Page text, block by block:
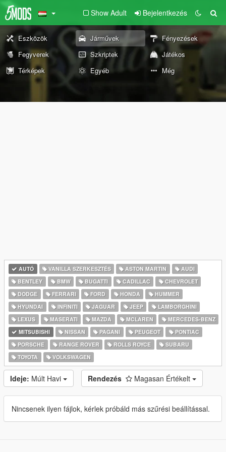
Show Adult Bejelentkezés
Eszközök Járművek
Fényezések
Fegyverek
Szkriptek
Játékos
Térképek
Egyéb Még
AUTÓ VANILLA SZERKESZTÉS ASTON MARTIN
AUDI
BENTLEY
BMW BUGATTI CADILLAC
CHEVROLET
DODGE
FERRARI FORD HONDA
HUMMER
HYUNDAI
INFINITI JAGUAR JEEP
LAMBORGHINI
LEXUS
MASERATI MAZDA MCLAREN
MERCEDES-BENZ
MITSUBISHI
NISSAN PAGANI PEUGEOT
PONTIAC
PORSCHE
RANGE ROVER ROLLS ROYCE
SUBARU
TOYOTA
VOLKSWAGEN
Ideje: Múlt Havi Rendezés Magasan Értékelt
Nincsenek ilyen fájlok, kérlek próbáld más szűrési beállítással.